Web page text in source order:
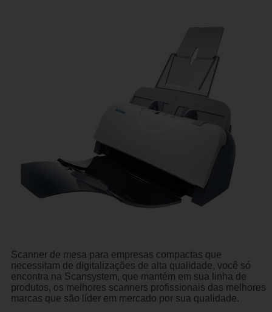
Scanner de mesa para empresas compactas que
necessitam de digitalizações de alta qualidade, você só
encontra na Scansystem, que mantém em sua linha de
produtos, os melhores scanners profissionais das melhores
marcas que são líder em mercado por sua qualidade.